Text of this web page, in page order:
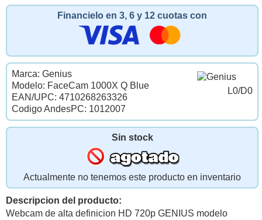
Financielo en 3, 6 y 12 cuotas con
L0/D0
Marca: Genius
Modelo: FaceCam 1000X Q Blue
EAN/UPC: 4710268263326
Codigo AndesPC: 1012007
Sin stock
Actualmente no tenemos este producto en inventario
Descripcion del producto:
Webcam de alta definicion HD 720p GENIUS modelo